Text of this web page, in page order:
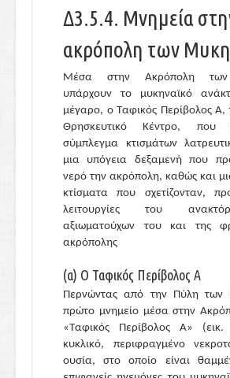
Ε4.1. Πόλις και οίκος
Ε4.2. Άνακτες και βασιλιάδες
Ε4.3. Ομηρικοί θεσμοί Ι. Η
Ε4.4. Ομηρικοί θεσμοί ΙΙ. Η
«δώρο»
Ε4.5. Ομηρική θρησκεία και
Ε5. Η ομηρική κοινωνία και η
Ε6. Βιβλιογραφία-Δικτυογραφία
ΣΤ2.6.2. Ελεφαντουργία
ΣΤ2.6.3. Κοσμηματοτεχνία
ΣΤ3. Γεωμετρική τέχνη
ΣΤ3.1. Αρχιτεκτονική
ΣΤ3.2. Κεραμική και αγγειογραφία
ΣΤ3.3. Πλαστική
ΣΤ3.4. Μεταλλοτεχνία
ΣΤ4. Επίλογος
ΣΤ5. Βιβλιογραφία-Δικτυογραφία
Δ3.5.4. Μνημεία
ακρόπολη των
Μέσα στην Ακρόπολη
υπάρχουν το μυκηναϊκό
μέγαρο, ο Ταφικός Περίβολος Α,
Θρησκευτικό Κέντρο, που
σύμπλεγμα κτισμάτων
μια υπόγεια δεξαμενή που
νερό την ακρόπολη, καθώς και
κτίσματα που σχετίζονταν,
λειτουργίες του
αξιωματούχων του και της
ακρόπολης
(α) Ο Ταφικός Περίβολος Α
Περνώντας από την Πύλη των
πρώτο μνημείο μέσα στην
«Ταφικός Περίβολος Α»
κυκλικό, περιφραγμένο
ουσία, στο οποίο είναι